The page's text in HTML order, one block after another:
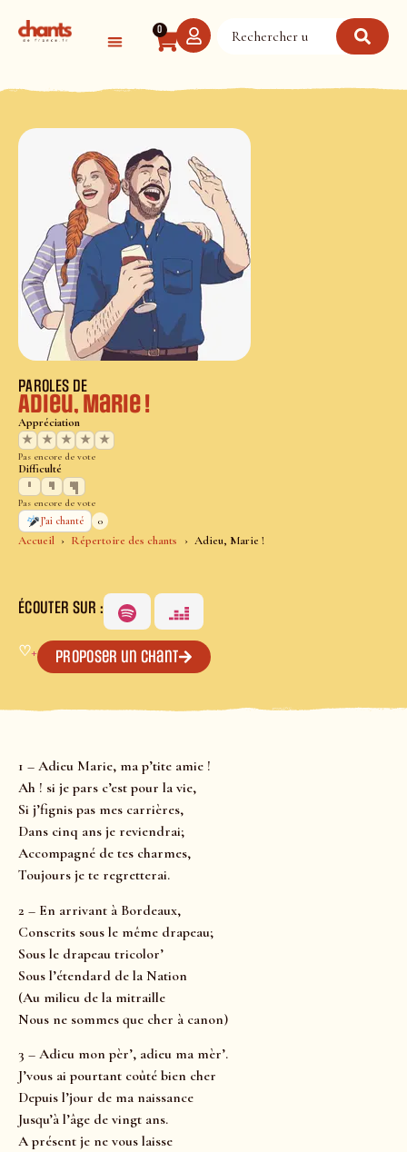
0
Accueil Répertoire des chants Adieu, Marie !
PAROLES DE
Adieu, Marie !
Appréciation
★
★ ★ ★ ★
Pas encore de vote
Difficulté
Pas encore de vote
J’ai chanté
0
ÉCOUTER SUR :
♡+ Proposer un chant
1 – Adieu Marie, ma p’tite amie !
Ah ! si je pars c’est pour la vie,
Si j’fignis pas mes carrières,
Dans cinq ans je reviendrai;
Accompagné de tes charmes,
Toujours je te regretterai.
2 – En arrivant à Bordeaux,
Conscrits sous le même drapeau;
Sous le drapeau tricolor’
Sous l’étendard de la Nation
(Au milieu de la mitraille
Nous ne sommes que cher à canon)
3 – Adieu mon pèr’, adieu ma mèr’.
J’vous ai pourtant coûté bien cher
Depuis l’jour de ma naissance
Jusqu’à l’âge de vingt ans.
A présent je ne vous laisse